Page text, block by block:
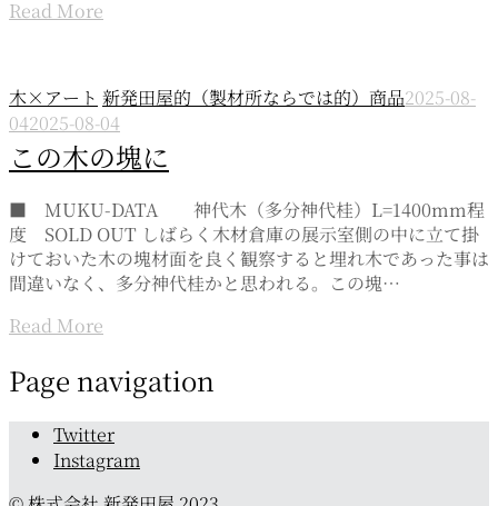
Read More
木×アート 新発田屋的（製材所ならでは的）商品2025-08-
042025-08-04
この木の塊に
■ MUKU-DATA 神代木（多分神代桂）L=1400mm程
度 SOLD OUT しばらく木材倉庫の展示室側の中に立て掛
けておいた木の塊材面を良く観察すると埋れ木であった事は
間違いなく、多分神代桂かと思われる。この塊…
Read More
Page navigation
Twitter
Instagram